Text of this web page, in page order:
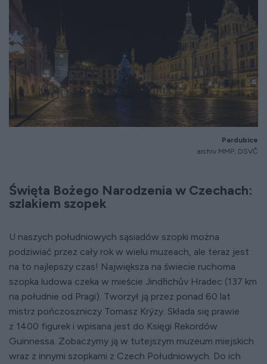
Pardubice
archiv MMP; DSVČ
Święta Bożego Narodzenia w Czechach:
szlakiem szopek
U naszych południowych sąsiadów szopki można
podziwiać przez cały rok w wielu muzeach, ale teraz jest
na to najlepszy czas! Największa na świecie ruchoma
szopka ludowa czeka w mieście Jindřichův Hradec (137 km
na południe od Pragi). Tworzył ją przez ponad 60 lat
mistrz pończoszniczy Tomasz Krýzy. Składa się prawie
z 1400 figurek i wpisana jest do Księgi Rekordów
Guinnessa. Zobaczymy ją w tutejszym muzeum miejskich
wraz z innymi szopkami z Czech Południowych. Do ich